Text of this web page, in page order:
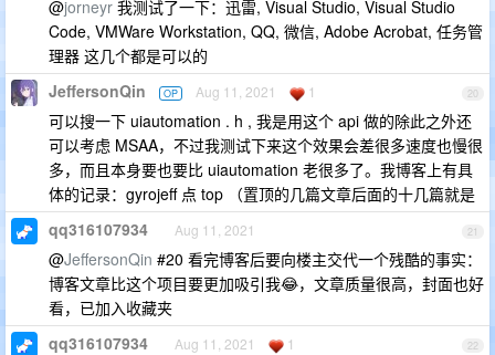
@jorneyr 我测试了一下：迅雷, Visual Studio, Visual Studio
Code, VMWare Workstation, QQ, 微信, Adobe Acrobat, 任务管
理器 这几个都是可以的
20
JeffersonQin OP Aug 11, 2021 1
可以搜一下 uiautomation . h , 我是用这个 api 做的除此之外还
可以考虑 MSAA，不过我测试下来这个效果会差很多速度也慢很
多，而且本身要也要比 uiautomation 老很多了。我博客上有具
体的记录：gyrojeff 点 top （置顶的几篇文章后面的十几篇就是
21
qq316107934 Aug 11, 2021
@JeffersonQin #20 看完博客后要向楼主交代一个残酷的事实：
博客文章比这个项目要更加吸引我😂，文章质量很高，封面也好
看，已加入收藏夹
22
qq316107934 Aug 11, 2021 1